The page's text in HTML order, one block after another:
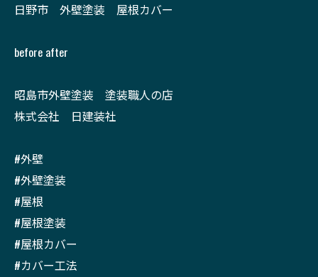
日野市 外壁塗装 屋根カバー
before after
昭島市外壁塗装 塗装職人の店
株式会社 日建装社
#外壁
#外壁塗装
#屋根
#屋根塗装
#屋根カバー
#カバー工法